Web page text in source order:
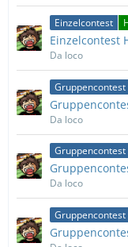
Einzelcontest
Einzelcontest
Da loco
Gruppencontest
Da loco
Gruppencontest
Da loco
Gruppencontest